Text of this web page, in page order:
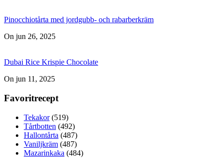
Pinocchiotårta med jordgubb- och rabarberkräm
On jun 26, 2025
Dubai Rice Krispie Chocolate
On jun 11, 2025
Favoritrecept
Tekakor(519)
Tårtbotten (492)
Hallontårta (487)
Vaniljkräm (487)
Mazarinkaka (484)